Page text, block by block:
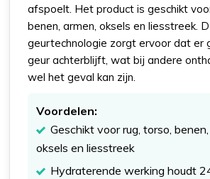
afspoelt. Het product is geschikt
benen, armen, oksels en liesstreek.
geurtechnologie zorgt ervoor dat er
geur achterblijft, wat bij andere
wel het geval kan zijn.
Voordelen:
Geschikt voor rug, torso,
oksels en liesstreek
Hydraterende werking houdt